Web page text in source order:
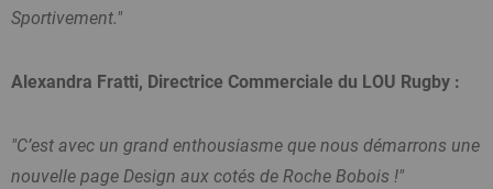
Sportivement."
Alexandra Fratti, Directrice Commerciale du LOU Rugby :
"C’est avec un grand enthousiasme que nous démarrons une
nouvelle page Design aux cotés de Roche Bobois !"